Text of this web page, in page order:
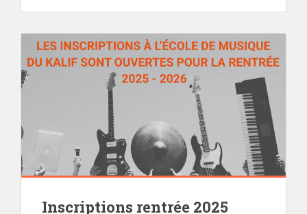
Inscriptions rentrée 2025